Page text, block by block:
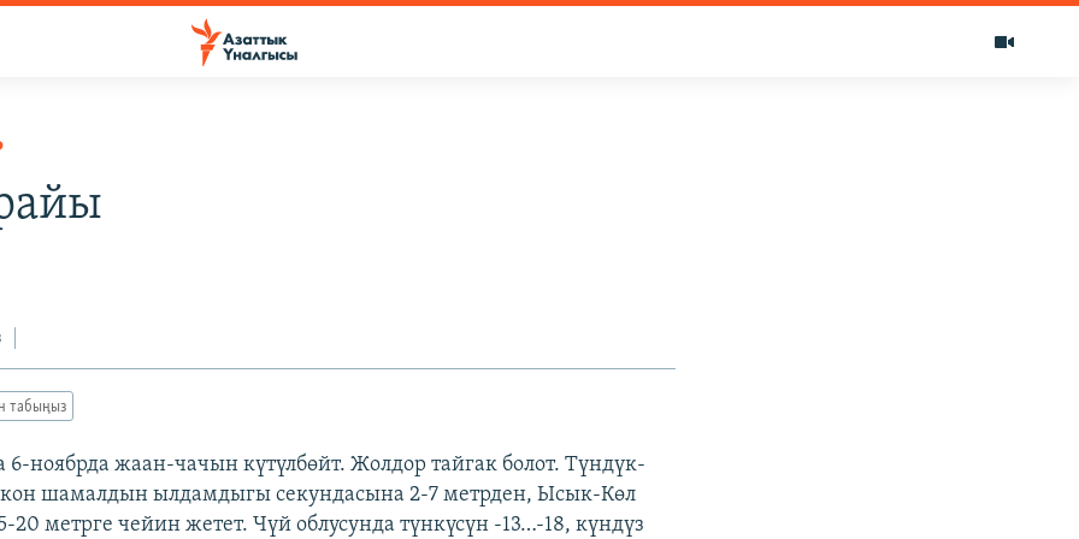
табыңыз
6-ноябрда жаан-чачын күтүлбөйт. Жолдор тайгак болот. Түндүк-
шамалдын ылдамдыгы секундасына 2-7 метрден, Ысык-Көл
20 метрге чейин жетет. Чүй облусунда түнкүсүн -13…-18, күндүз